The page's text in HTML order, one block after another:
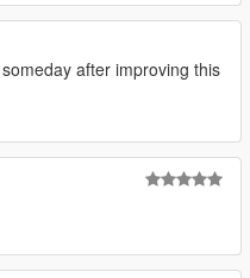
after improving this